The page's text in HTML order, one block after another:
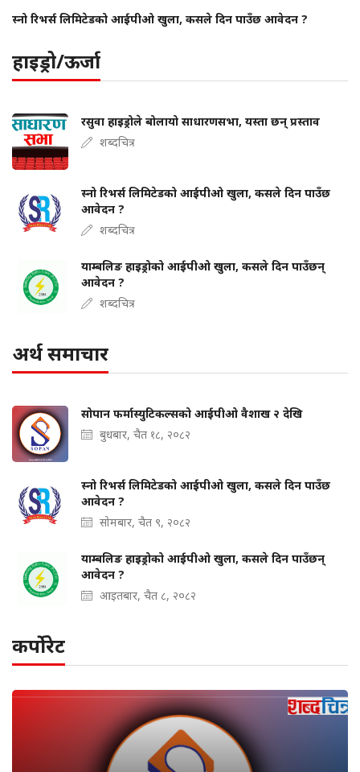
स्नो रिभर्स लिमिटेडको आईपीओ खुला, कसले दिन पाउँछ आवेदन ?
हाइड्रो/ऊर्जा
रसुवा हाइड्रोले बोलायो साधारणसभा, यस्ता छन् प्रस्ताव
शब्दचित्र
स्नो रिभर्स लिमिटेडको आईपीओ खुला, कसले दिन पाउँछ
आवेदन ?
शब्दचित्र
याम्बलिङ हाइड्रोको आईपीओ खुला, कसले दिन पाउँछन्
आवेदन ?
शब्दचित्र
अर्थ समाचार
सोपान फर्मास्युटिकल्सको आईपीओ वैशाख २ देखि
बुधबार, चैत १८, २०८२
स्नो रिभर्स लिमिटेडको आईपीओ खुला, कसले दिन पाउँछ
आवेदन ?
सोमबार, चैत ९, २०८२
याम्बलिङ हाइड्रोको आईपीओ खुला, कसले दिन पाउँछन्
आवेदन ?
आइतबार, चैत ८, २०८२
कर्पोरेट